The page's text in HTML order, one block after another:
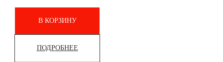
В КОРЗИНУ
ПОДРОБНЕЕ